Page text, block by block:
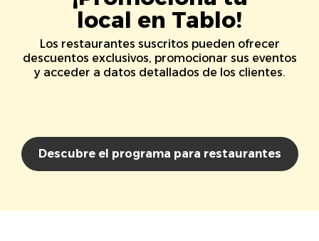
local en Tablo!
Los restaurantes suscritos pueden ofrecer
descuentos exclusivos, promocionar sus eventos
y acceder a datos detallados de los clientes.
Descubre el programa para restaurantes